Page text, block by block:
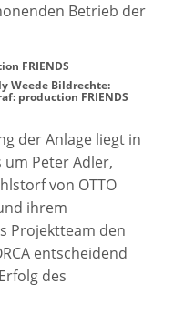
Betrieb der
Weede Bildrechte:
production FRIENDS
der Anlage liegt in
Peter Adler,
von OTTO
ihrem
Projektteam den
entscheidend
des